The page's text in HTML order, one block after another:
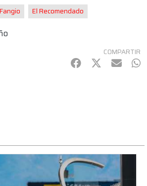
Fangio El Recomendado
COMPARTIR
Facebook
Twitter
mail